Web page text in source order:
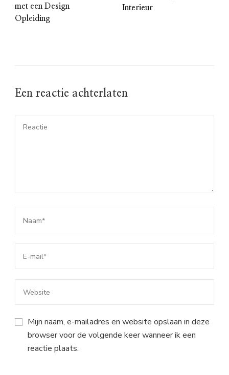
met een Design
Opleiding
Interieur
Een reactie achterlaten
Mijn naam, e-mailadres en website opslaan in deze
browser voor de volgende keer wanneer ik een
reactie plaats.